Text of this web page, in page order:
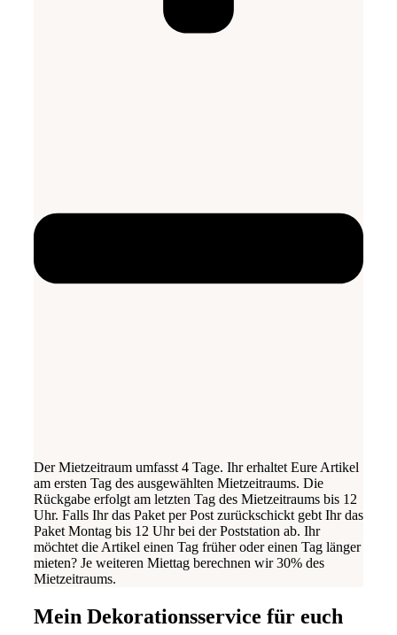
Der Mietzeitraum umfasst 4 Tage. Ihr erhaltet Eure Artikel
am ersten Tag des ausgewählten Mietzeitraums. Die
Rückgabe erfolgt am letzten Tag des Mietzeitraums bis 12
Uhr. Falls Ihr das Paket per Post zurückschickt gebt Ihr das
Paket Montag bis 12 Uhr bei der Poststation ab. Ihr
möchtet die Artikel einen Tag früher oder einen Tag länger
mieten? Je weiteren Miettag berechnen wir 30% des
Mietzeitraums.
Mein Dekorationsservice für euch